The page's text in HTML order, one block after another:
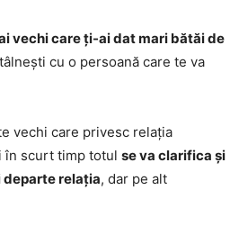
vechi care ți-ai dat mari bătăi de
cu o persoană care te va
vechi care privesc relația
în scurt timp totul se va clarifica și
departe relația, dar pe alt